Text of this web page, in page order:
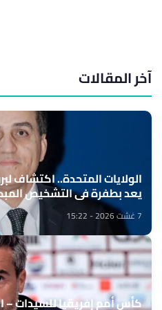
آخر المقالات
الولايات المتحدة.. اكتشاف
يعد بطفرة في التشخيص
7 غشت 2026 - 15:22